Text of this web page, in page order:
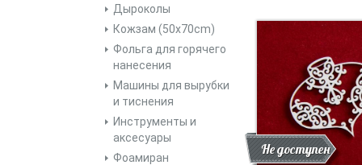
Дыроколы
Кожзам (50x70cm)
Фольга для горячего
нанесения
Машины для вырубки
и тиснения
Инструменты и
аксесуары
Фоамиран
Скидка
Новинка
Не доступен